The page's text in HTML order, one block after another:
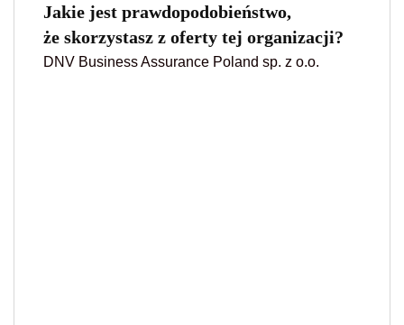
Jakie jest prawdopodobieństwo,
że skorzystasz z oferty tej organizacji?
DNV Business Assurance Poland sp. z o.o.